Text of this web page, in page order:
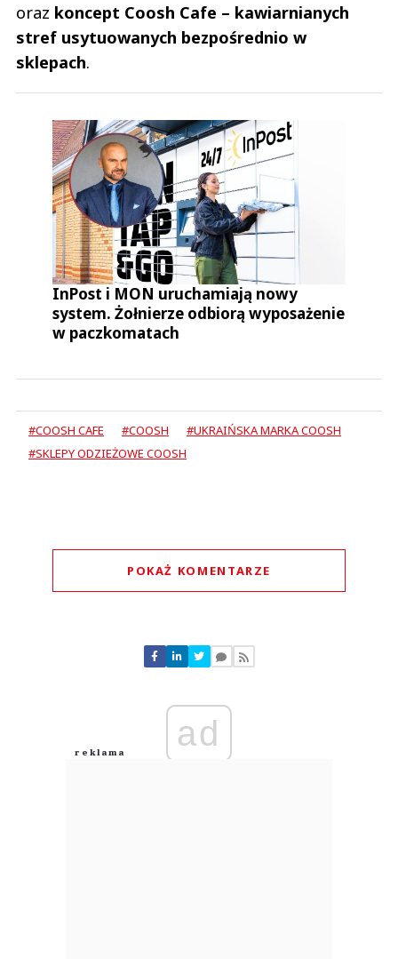
oraz koncept Coosh Cafe – kawiarnianych
stref usytuowanych bezpośrednio w
sklepach.
InPost i MON uruchamiają nowy
system. Żołnierze odbiorą wyposażenie
w paczkomatach
#COOSH CAFE #COOSH
#UKRAIŃSKA MARKA COOSH
#SKLEPY ODZIEŻOWE COOSH
POKAŻ KOMENTARZE
Nie znaleziono komentarzy
Zostaw swoje komentarze
Anuluj
ad